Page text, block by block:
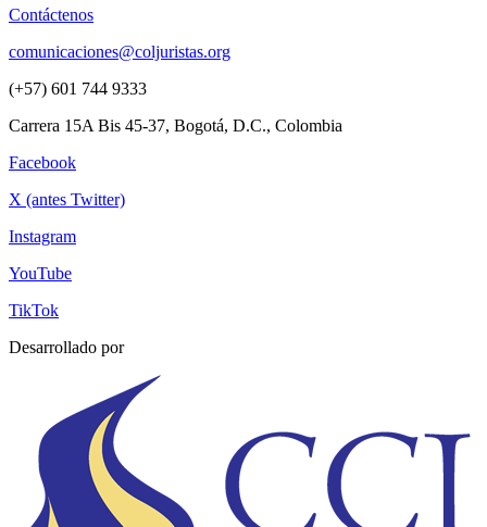
Contáctenos
comunicaciones@coljuristas.org
(+57) 601 744 9333
Carrera 15A Bis 45-37, Bogotá, D.C., Colombia
Facebook
X (antes Twitter)
Instagram
YouTube
TikTok
Desarrollado por